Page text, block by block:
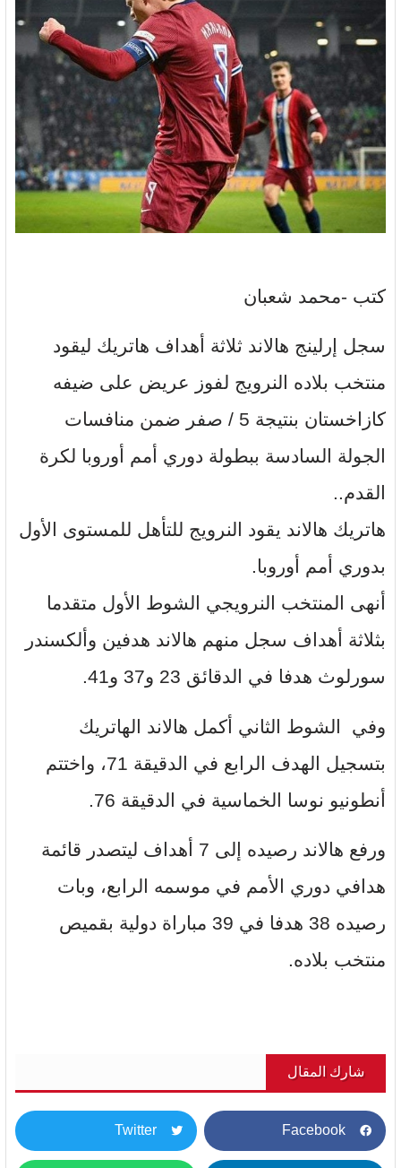
كتب -محمد شعبان
سجل إرلينج هالاند ثلاثة أهداف هاتريك ليقود
منتخب بلاده النرويج لفوز عريض على ضيفه
كازاخستان بنتيجة 5 / صفر ضمن منافسات
الجولة السادسة ببطولة دوري أمم أوروبا لكرة
القدم..
هاتريك هالاند يقود النرويج للتأهل للمستوى الأول
بدوري أمم أوروبا.
أنهى المنتخب النرويجي الشوط الأول متقدما
بثلاثة أهداف سجل منهم هالاند هدفين وألكسندر
سورلوث هدفا في الدقائق 23 و37 و41.
وفي الشوط الثاني أكمل هالاند الهاتريك
بتسجيل الهدف الرابع في الدقيقة 71، واختتم
أنطونيو نوسا الخماسية في الدقيقة 76.
ورفع هالاند رصيده إلى 7 أهداف ليتصدر قائمة
هدافي دوري الأمم في موسمه الرابع، وبات
رصيده 38 هدفا في 39 مباراة دولية بقميص
منتخب بلاده.
شارك المقال
Facebook
Twitter